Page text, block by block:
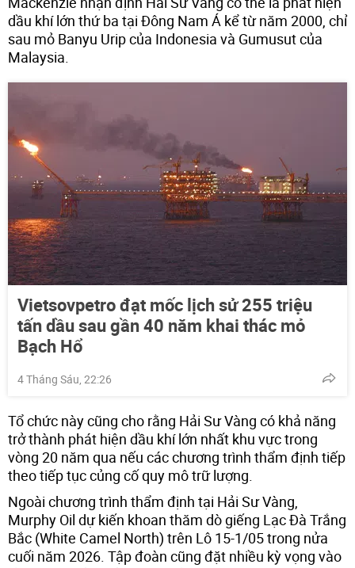
dầu khí lớn thứ ba tại Đông Nam Á kể từ năm 2000, chỉ
sau mỏ Banyu Urip của Indonesia và Gumusut của
Malaysia.
Vietsovpetro đạt mốc lịch sử 255 triệu
tấn dầu sau gần 40 năm khai thác mỏ
Bạch Hổ
4 Tháng Sáu, 22:26
Tổ chức này cũng cho rằng Hải Sư Vàng có khả năng
trở thành phát hiện dầu khí lớn nhất khu vực trong
vòng 20 năm qua nếu các chương trình thẩm định tiếp
theo tiếp tục củng cố quy mô trữ lượng.
Ngoài chương trình thẩm định tại Hải Sư Vàng,
Murphy Oil dự kiến khoan thăm dò giếng Lạc Đà Trắng
Bắc (White Camel North) trên Lô 15-1/05 trong nửa
cuối năm 2026. Tập đoàn cũng đặt nhiều kỳ vọng vào